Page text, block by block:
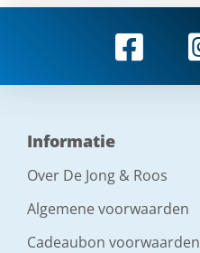
Informatie
Over De Jong & Roos
Algemene voorwaarden
Cadeaubon voorwaarden